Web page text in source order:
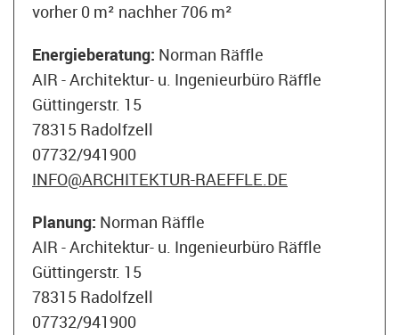
vorher 0 m² nachher 706 m²
Energieberatung: Norman Räffle
AIR - Architektur- u. Ingenieurbüro Räffle
Güttingerstr. 15
78315 Radolfzell
07732/941900
INFO@ARCHITEKTUR-RAEFFLE.DE
Planung: Norman Räffle
AIR - Architektur- u. Ingenieurbüro Räffle
Güttingerstr. 15
78315 Radolfzell
07732/941900